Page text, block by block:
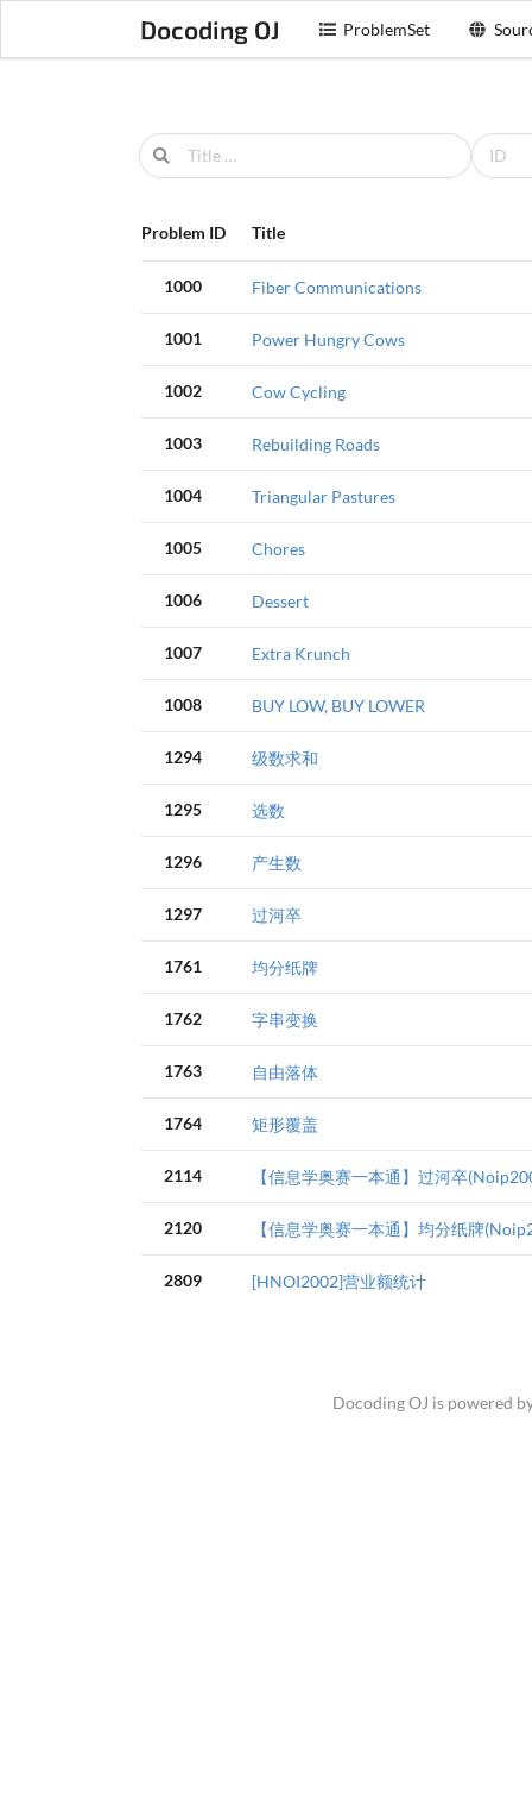
Docoding OJ ProblemSet
Problem ID Title
1000 Fiber Communications
1001 Power Hungry Cows
1002 Cow Cycling
1003 Rebuilding Roads
1004 Triangular Pastures
1005 Chores
1006 Dessert
1007 Extra Krunch
1008 BUY LOW, BUY LOWER
1294 级数求和
1295 选数
1296 产生数
1297 过河卒
1761 均分纸牌
1762 字串变换
1763 自由落体
1764 矩形覆盖
2114 【信息学奥赛一本通】过河卒
2120 【信息学奥赛一本通】均分纸牌
2809 [HNOI2002]营业额统计
Docoding OJ is powered